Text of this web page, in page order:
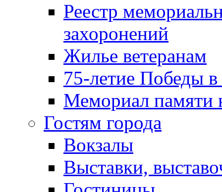
Реестр
захоронений
Жилье ветеранам
75-летие Победы
Мемориал памяти
Гостям города
Вокзалы
Выставки,